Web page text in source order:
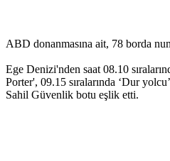
ABD donanmasına ait, 78 borda
Ege Denizi'nden saat 08.10
Porter', 09.15 sıralarında ‘Dur
Sahil Güvenlik botu eşlik etti.